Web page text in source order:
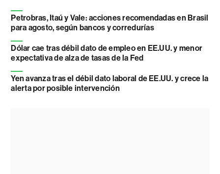
Petrobras, Itaú y Vale: acciones recomendadas en Brasil
para agosto, según bancos y corredurías
Dólar cae tras débil dato de empleo en EE.UU. y menor
expectativa de alza de tasas de la Fed
Yen avanza tras el débil dato laboral de EE.UU. y crece la
alerta por posible intervención